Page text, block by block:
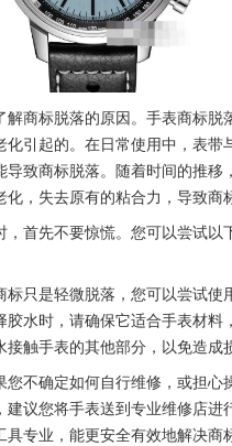
商标脱落的原因。手表商标脱
化引起的。在日常使用中，表带
导致商标脱落。随着时间的推移
，失去原有的粘合力，导致商
首先不要惊慌。您可以尝试以
只是轻微脱落，您可以尝试使
胶水时，请确保它适合手表材料
触手表的其他部分，以免造成
不确定如何自行维修，或担心
建议您将手表送到专业维修店进
专业，能更安全有效地解决商